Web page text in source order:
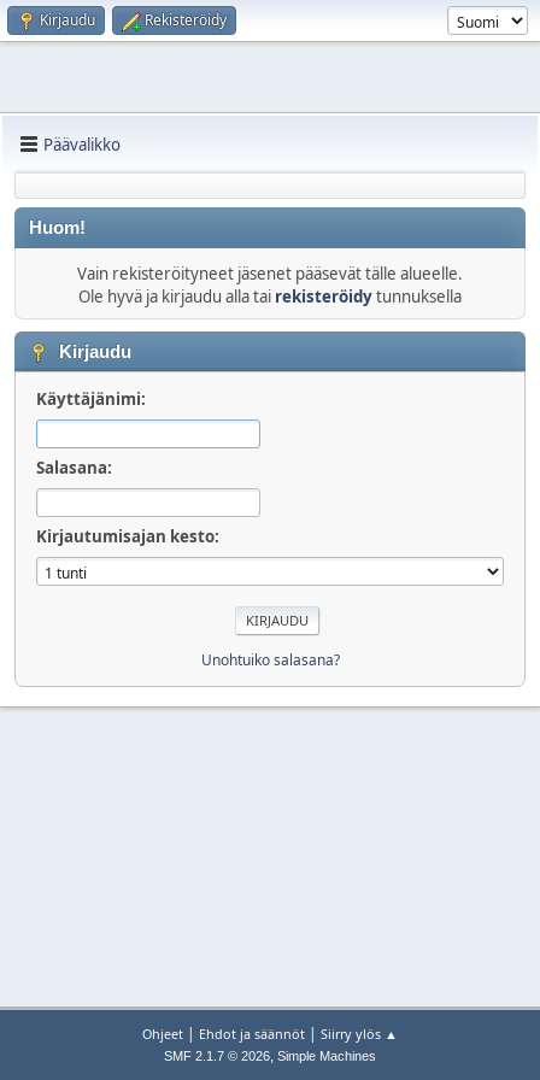
Kirjaudu Rekisteröidy
Päävalikko
Huom!
Vain rekisteröityneet jäsenet pääsevät tälle alueelle.
Ole hyvä ja kirjaudu alla tai rekisteröidytunnuksella
Kirjaudu
Käyttäjänimi:
Salasana:
Kirjautumisajan kesto:
Unohtuiko salasana?
Ohjeet | Ehdot ja säännöt | Siirry ylös ▲
SMF 2.1.7 © 2026, Simple Machines